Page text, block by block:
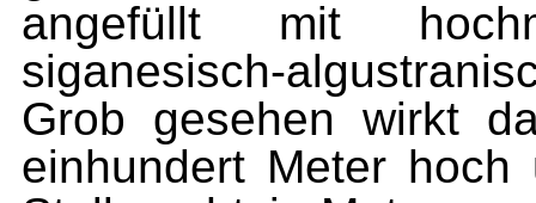
angefüllt mit
siganesisch-
Grob gesehen wirkt
einhundert Meter